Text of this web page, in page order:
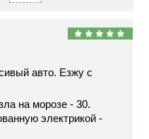
авто. Езжу с
на морозе - 30.
электрикой -